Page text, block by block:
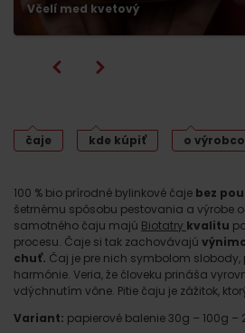
Včelí med kvetový
čaje kde kúpiť o
100 % bio prírodné bylinkové čaje bez
šetrnému spôsobu pestovania a výrobe
samotného čaju majú Biotatry kvalitu
procesu. Čaje si tak zachovávajú
chuť. Čaj je pre nich symbolom slobody,
harmónie. Veria, že človeku prináša
vdýchnutím vône. Pitie čaju je zážitok,
Variant: papierové balenie 30g – 100g